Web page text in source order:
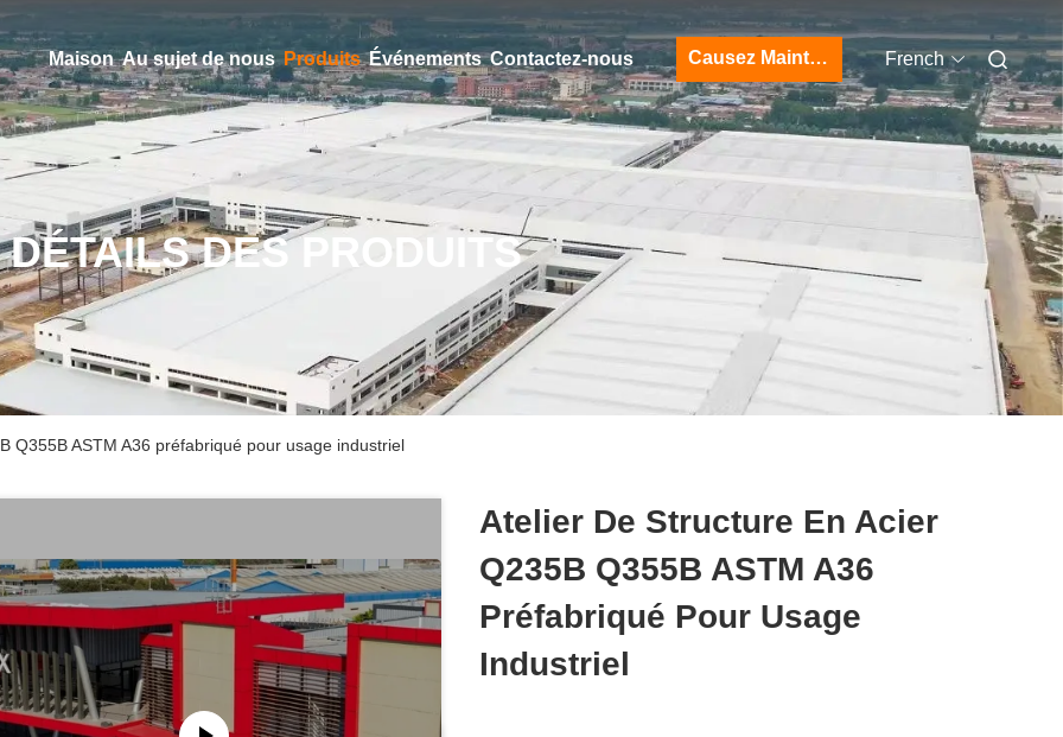
Maison Au sujet de nous Produits Événements Contactez-nous Causez Maintenant French
DÉTAILS DES PRODUITS
Q355B ASTM A36 préfabriqué pour usage industriel
Atelier De Structure En Acier
Q235B Q355B ASTM A36
Préfabriqué Pour Usage
Industriel